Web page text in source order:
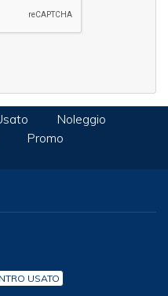
Noleggio
Promo
USATO